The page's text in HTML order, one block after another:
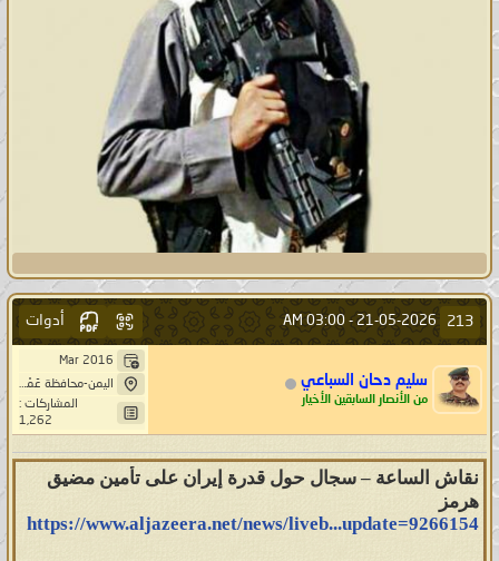
213
21-05-2026 -
03:00 AM أدوات
سليم دحان السباعي
من الأنصار السابقين الأخيار
Mar 2016
اليمن-محافظة عَمْرَانْ-بَنِيْ صُرَيْمْ- خِيَارْ حَاشد
المشاركات :
1,262
نقاش الساعة – سجال حول قدرة إيران على تأمين مضيق
هرمز
https://www.aljazeera.net/news/liveb...update=9266154